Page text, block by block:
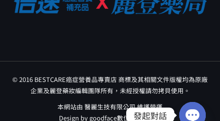
© 2016 BESTCARE癌症營養品專賣店 商標及其相關文件版權均為原廠
企業及麗登藥妝編輯團隊所有，未經授權請勿拷貝使用。
本網站由 醫麗生技有限公司 維護營運
Design by goodface數位行銷工作室
發起對話